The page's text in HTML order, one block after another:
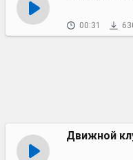
00:31
Движной